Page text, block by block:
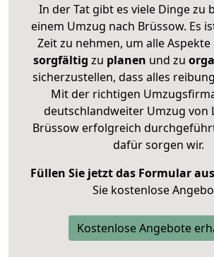
In der Tat gibt es viele Dinge zu
einem Umzug nach Brüssow. Es
Zeit zu nehmen, um alle
sorgfältig zu planen und zu
sicherzustellen, dass alles
Mit der richtigen
deutschlandweiter Umzug von
Brüssow erfolgreich
dafür sorgen wir.
Füllen Sie jetzt das Formular aus
Sie kostenlose
Kostenlose Angebote